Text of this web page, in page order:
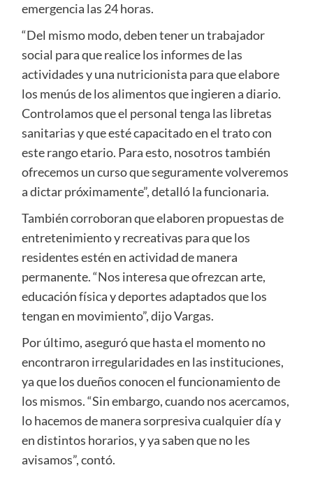
emergencia las 24 horas.
“Del mismo modo, deben tener un trabajador
social para que realice los informes de las
actividades y una nutricionista para que elabore
los menús de los alimentos que ingieren a diario.
Controlamos que el personal tenga las libretas
sanitarias y que esté capacitado en el trato con
este rango etario. Para esto, nosotros también
ofrecemos un curso que seguramente volveremos
a dictar próximamente”, detalló la funcionaria.
También corroboran que elaboren propuestas de
entretenimiento y recreativas para que los
residentes estén en actividad de manera
permanente. “Nos interesa que ofrezcan arte,
educación física y deportes adaptados que los
tengan en movimiento”, dijo Vargas.
Por último, aseguró que hasta el momento no
encontraron irregularidades en las instituciones,
ya que los dueños conocen el funcionamiento de
los mismos. “Sin embargo, cuando nos acercamos,
lo hacemos de manera sorpresiva cualquier día y
en distintos horarios, y ya saben que no les
avisamos”, contó.